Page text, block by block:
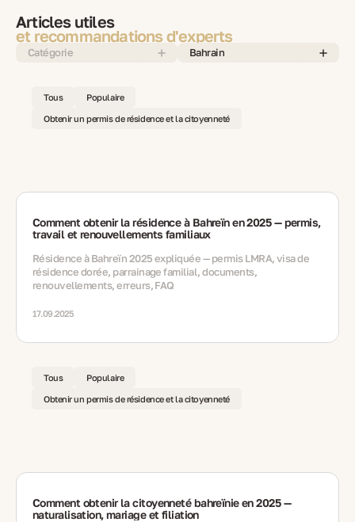
Articles utiles
et recommandations d'experts
Catégorie Bahrain
Tous Populaire
Obtenir un permis de résidence et la citoyenneté
Comment obtenir la résidence à Bahreïn en 2025 — permis,
travail et renouvellements familiaux
Résidence à Bahreïn 2025 expliquée — permis LMRA, visa de
résidence dorée, parrainage familial, documents,
renouvellements, erreurs, FAQ
17.09.2025
Tous Populaire
Obtenir un permis de résidence et la citoyenneté
Comment obtenir la citoyenneté bahreïnie en 2025 —
naturalisation, mariage et filiation